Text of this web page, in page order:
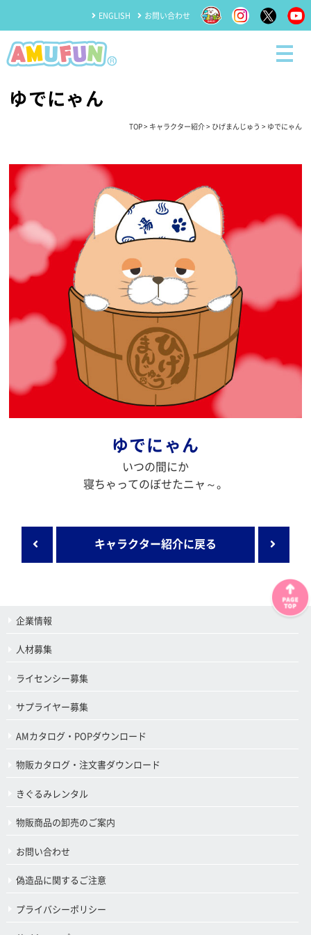
ENGLISH お問い合わせ
ゆでにゃん
TOP> キャラクター紹介> ひげまんじゅう > ゆでにゃん
ゆでにゃん
いつの間にか
寝ちゃってのぼせたニャ～。
キャラクター紹介に戻る
企業情報
人材募集
ライセンシー募集
サプライヤー募集
AMカタログ・POPダウンロード
物販カタログ・注文書ダウンロード
きぐるみレンタル
物販商品の卸売のご案内
お問い合わせ
偽造品に関するご注意
プライバシーポリシー